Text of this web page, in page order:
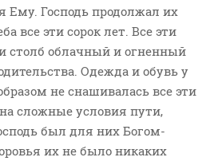
Ему. Господь продолжал их
все эти сорок лет. Все эти
столб облачный и огненный
Одежда и обувь у
не снашивалась все эти
сложные условия пути,
был для них Богом-
их не было никаких